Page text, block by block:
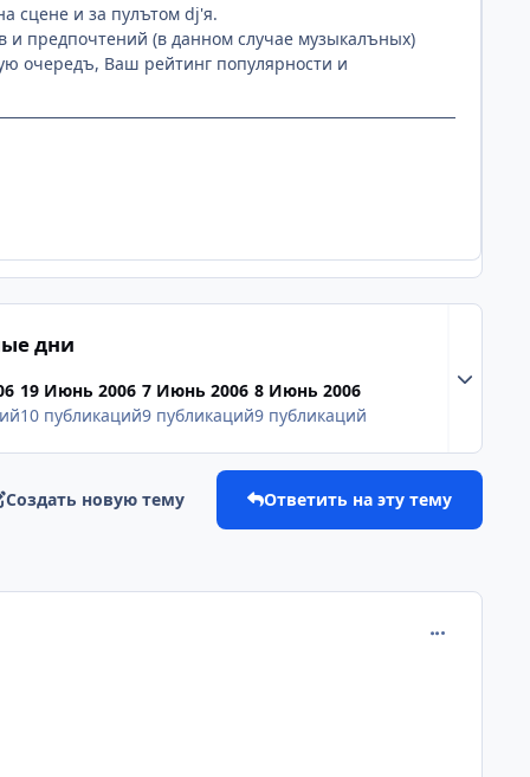
сцене и за пулътом dj'я.
предпочтений (в данном случае музыкалъных)
очередъ, Ваш рейтинг популярности и
дни
19 Июнь 2006
10 публикаций
7 Июнь 2006
9 публикаций
8 Июнь 2006
9 публикаций
Создать новую тему Ответить на эту тему